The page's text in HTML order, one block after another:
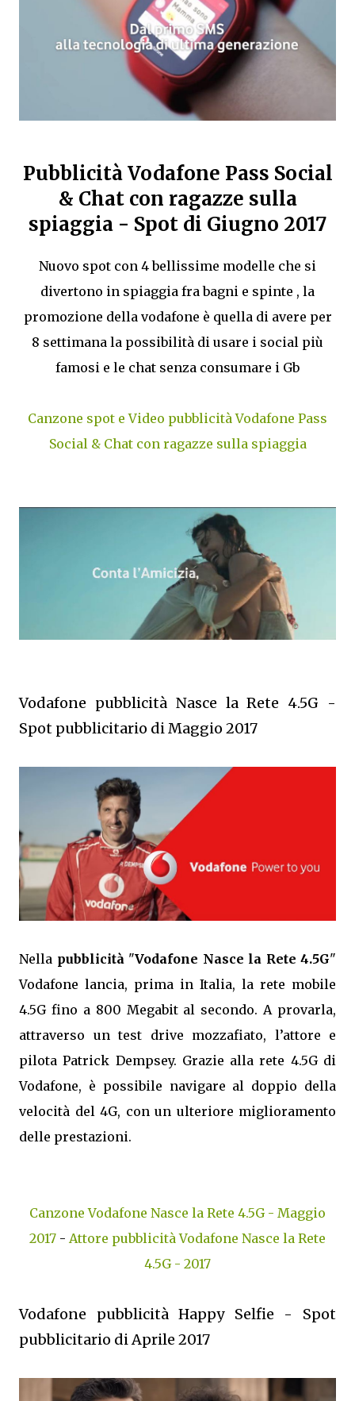
Pubblicità Vodafone Pass Social
& Chat con ragazze sulla
spiaggia - Spot di Giugno 2017
Nuovo spot con 4 bellissime modelle che si
divertono in spiaggia fra bagni e spinte , la
promozione della vodafone è quella di avere per
8 settimana la possibilità di usare i social più
famosi e le chat senza consumare i Gb
Canzone spot e Video pubblicità Vodafone Pass
Social & Chat con ragazze sulla spiaggia
Vodafone pubblicità Nasce la Rete 4.5G -
Spot pubblicitario di Maggio 2017
Nella pubblicità"Vodafone Nasce la Rete 4.5G"
Vodafone lancia, prima in Italia, la rete mobile
4.5G fino a 800 Megabit al secondo. A provarla,
attraverso un test drive mozzafiato, l’attore e
pilota Patrick Dempsey. Grazie alla rete 4.5G di
Vodafone, è possibile navigare al doppio della
velocità del 4G, con un ulteriore miglioramento
delle prestazioni.
Canzone Vodafone Nasce la Rete 4.5G - Maggio
2017 - Attore pubblicità Vodafone Nasce la Rete
4.5G - 2017
Vodafone pubblicità Happy Selfie - Spot
pubblicitario di Aprile 2017